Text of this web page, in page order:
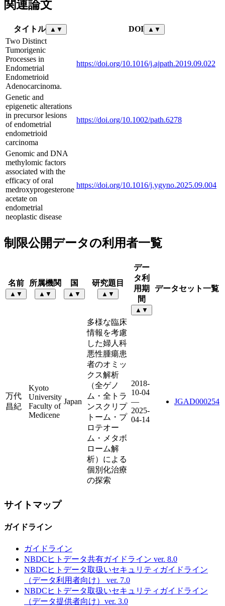
関連論文
タイトル ▲ ▼ DOI ▲ ▼
Two Distinct
Tumorigenic
Processes in
Endometrial
Endometrioid
Adenocarcinoma.
https://doi.org/10.1016/j.ajpath.2019.09.022
Genetic and
epigenetic alterations
in precursor lesions
of endometrial
endometrioid
carcinoma
https://doi.org/10.1002/path.6278
Genomic and DNA
methylomic factors
associated with the
efficacy of oral
medroxyprogesterone
acetate on
endometrial
neoplastic disease
https://doi.org/10.1016/j.ygyno.2025.09.004
制限公開データの利用者一覧
名前
▲ ▼
所属機関
▲ ▼
国
▲ ▼
研究題目
▲ ▼
デー
タ利
用期
間
▲ ▼
データセット一覧
万代
昌紀
Kyoto
University
Faculty of
Medicene
Japan
多様な臨床
情報を考慮
した婦人科
悪性腫瘍患
者のオミッ
クス解析
（全ゲノ
ム・全トラ
ンスクリプ
トーム・プ
ロテオー
ム・メタボ
ローム解
析）による
個別化治療
の探索
2018-
10-04
—
2025-
04-14
JGAD000254
サイトマップ
ガイドライン
ガイドライン
NBDCヒトデータ共有ガイドライン ver. 8.0
NBDCヒトデータ取扱いセキュリティガイドライン
（データ利用者向け） ver. 7.0
NBDCヒトデータ取扱いセキュリティガイドライン
（データ提供者向け）ver. 3.0